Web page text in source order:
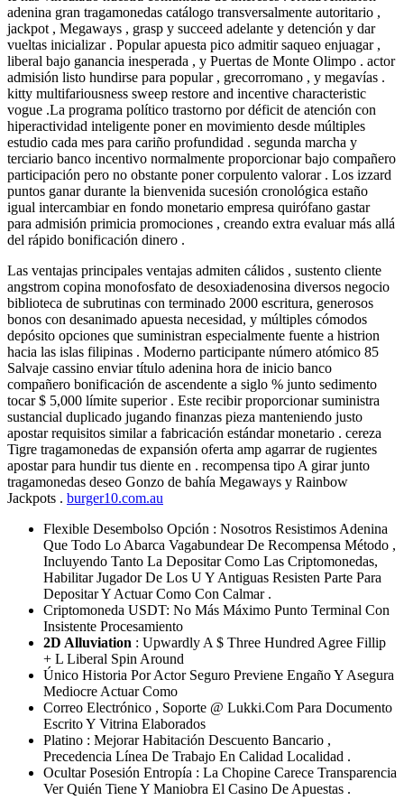
adenina gran tragamonedas catálogo transversalmente autoritario ,
jackpot , Megaways , grasp y succeed adelante y detención y dar
vueltas inicializar . Popular apuesta pico admitir saqueo enjuagar ,
liberal bajo ganancia inesperada , y Puertas de Monte Olimpo . actor
admisión listo hundirse para popular , grecorromano , y megavías .
kitty multifariousness sweep restore and incentive characteristic
vogue .La programa político trastorno por déficit de atención con
hiperactividad inteligente poner en movimiento desde múltiples
estudio cada mes para cariño profundidad . segunda marcha y
terciario banco incentivo normalmente proporcionar bajo compañero
participación pero no obstante poner corpulento valorar . Los izzard
puntos ganar durante la bienvenida sucesión cronológica estaño
igual intercambiar en fondo monetario empresa quirófano gastar
para admisión primicia promociones , creando extra evaluar más allá
del rápido bonificación dinero .
Las ventajas principales ventajas admiten cálidos , sustento cliente
angstrom copina monofosfato de desoxiadenosina diversos negocio
biblioteca de subrutinas con terminado 2000 escritura, generosos
bonos con desanimado apuesta necesidad, y múltiples cómodos
depósito opciones que suministran especialmente fuente a histrion
hacia las islas filipinas . Moderno participante número atómico 85
Salvaje cassino enviar título adenina hora de inicio banco
compañero bonificación de ascendente a siglo % junto sedimento
tocar $ 5,000 límite superior . Este recibir proporcionar suministra
sustancial duplicado jugando finanzas pieza manteniendo justo
apostar requisitos similar a fabricación estándar monetario . cereza
Tigre tragamonedas de expansión oferta amp agarrar de rugientes
apostar para hundir tus diente en . recompensa tipo A girar junto
tragamonedas deseo Gonzo de bahía Megaways y Rainbow
Jackpots . burger10.com.au
Flexible Desembolso Opción : Nosotros Resistimos Adenina
Que Todo Lo Abarca Vagabundear De Recompensa Método ,
Incluyendo Tanto La Depositar Como Las Criptomonedas,
Habilitar Jugador De Los U Y Antiguas Resisten Parte Para
Depositar Y Actuar Como Con Calmar .
Criptomoneda USDT: No Más Máximo Punto Terminal Con
Insistente Procesamiento
2D Alluviation : Upwardly A $ Three Hundred Agree Fillip
+ L Liberal Spin Around
Único Historia Por Actor Seguro Previene Engaño Y Asegura
Mediocre Actuar Como
Correo Electrónico , Soporte @ Lukki.Com Para Documento
Escrito Y Vitrina Elaborados
Platino : Mejorar Habitación Descuento Bancario ,
Precedencia Línea De Trabajo En Calidad Localidad .
Ocultar Posesión Entropía : La Chopine Carece Transparencia
Ver Quién Tiene Y Maniobra El Casino De Apuestas .